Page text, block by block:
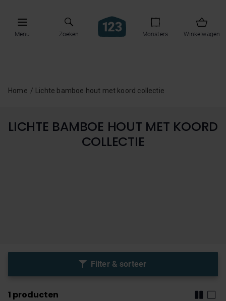
Menu Zoeken Monsters Winkelwagen
Home Lichte bamboe hout met koord collectie
LICHTE BAMBOE HOUT MET KOORD
COLLECTIE
1 producten
Filter & sorteer